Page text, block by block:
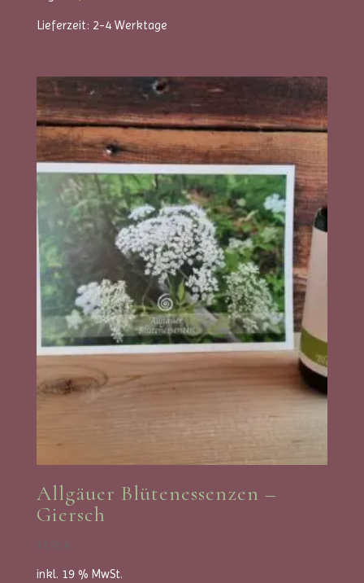
Lieferzeit: 2-4 Werktage
Allgäuer Blütenessenzen –
Giersch
17,95 €
inkl. 19 % MwSt.